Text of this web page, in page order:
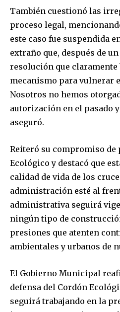
Join our
conversation.
To subscribe, simply enter your
or click the subscribe button
your privacy and won't spam
safe with us.
I've read and accept thePrivacy
También cuestionó las
proceso legal,
este caso fue suspendida
extraño que, después de
resolución que claramente
mecanismo para vulnerar
Nosotros no hemos
autorización en el pasado
aseguró.
Reiteró su compromiso de
Ecológico y destacó que
calidad de vida de los
administración esté al
administrativa seguirá
ningún tipo de
presiones que atenten
ambientales y urbanos de
El Gobierno Municipal
defensa del Cordón
seguirá trabajando en la